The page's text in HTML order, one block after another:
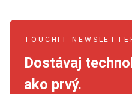
TOUCHIT
Dostávaj
ako prvý.